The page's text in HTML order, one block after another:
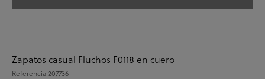
Zapatos casual Fluchos F0118 en cuero
Referencia207736